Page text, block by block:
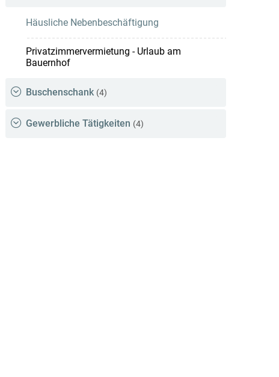
Häusliche Nebenbeschäftigung
Privatzimmervermietung - Urlaub am
Bauernhof
Buschenschank (4)
Gewerbliche Tätigkeiten (4)